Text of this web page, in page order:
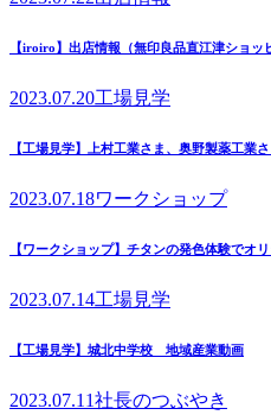
【iroiro】出店情報（無印良品直江津ショッ
2023.07.20工場見学
【工場見学】上村工業さま、奥野製薬工業
2023.07.18ワークショップ
【ワークショップ】チタンの発色体験でオ
2023.07.14工場見学
【工場見学】城北中学校 地域産業動画
2023.07.11社長のつぶやき